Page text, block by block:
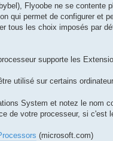
Flyoobe ne se
qui permet de configurer et
tous les choix imposés par
supporte les
utilisé sur certains
System et notez le nom
de votre processeur, si
(microsoft.com)